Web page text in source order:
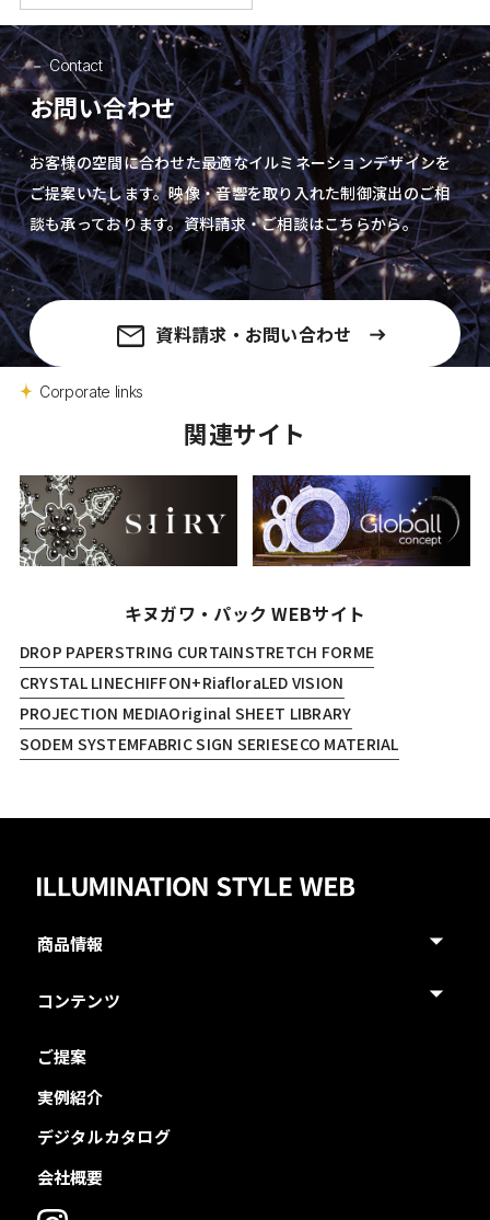
Contact
お問い合わせ
お客様の空間に合わせた最適なイルミネーションデザインを
ご提案いたします。映像・音響を取り入れた制御演出のご相
談も承っております。資料請求・ご相談はこちらから。
資料請求・お問い合わせ
Corporate links
関連サイト
キヌガワ・パック WEBサイト
DROP PAPERSTRING CURTAINSTRETCH FORME
CRYSTAL LINECHIFFON+RiafloraLED VISION
PROJECTION MEDIAOriginal SHEET LIBRARY
SODEM SYSTEMFABRIC SIGN SERIESECO MATERIAL
商品情報
コンテンツ
ご提案
実例紹介
デジタルカタログ
会社概要